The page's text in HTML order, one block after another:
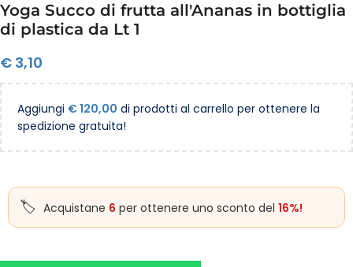
Yoga Succo di frutta all'Ananas in bottiglia
di plastica da Lt 1
€ 3,10
Aggiungi €120,00 di prodotti al carrello per ottenere la
spedizione gratuita!
Acquistane 6 per ottenere uno sconto del 16%!